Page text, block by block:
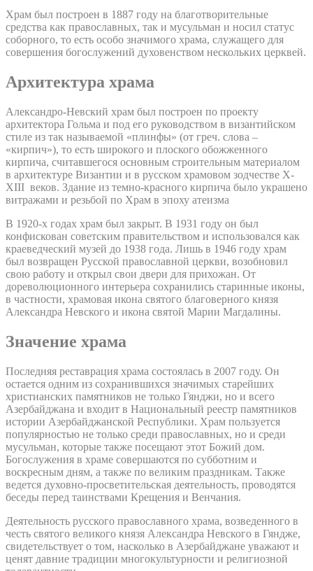
Храм был построен в 1887 году на благотворительные
средства как православных, так и мусульман и носил статус
соборного, то есть особо значимого храма, служащего для
совершения богослужений духовенством нескольких церквей.
Архитектура храма
Александро-Невский храм был построен по проекту
архитектора Гольма и под его руководством в византийском
стиле из так называемой «плинфы» (от греч. слова –
«кирпич»), то есть широкого и плоского обожженного
кирпича, считавшегося основным строительным материалом
в архитектуре Византии и в русском храмовом зодчестве X-
XIII веков. Здание из темно-красного кирпича было украшено
витражами и резьбой по Храм в эпоху атеизма
В 1920-х годах храм был закрыт. В 1931 году он был
конфискован советским правительством и использовался как
краеведческий музей до 1938 года. Лишь в 1946 году храм
был возвращен Русской православной церкви, возобновил
свою работу и открыл свои двери для прихожан. От
дореволюционного интерьера сохранились старинные иконы,
в частности, храмовая икона святого благоверного князя
Александра Невского и икона святой Марии Магдалины.
Значение храма
Последняя реставрация храма состоялась в 2007 году. Он
остается одним из сохранившихся значимых старейших
христианских памятников не только Гянджи, но и всего
Азербайджана и входит в Национальный реестр памятников
истории Азербайджанской Республики. Храм пользуется
популярностью не только среди православных, но и среди
мусульман, которые также посещают этот Божий дом.
Богослужения в храме совершаются по субботним и
воскресным дням, а также по великим праздникам. Также
ведется духовно-просветительская деятельность, проводятся
беседы перед таинствами Крещения и Венчания.
Деятельность русского православного храма, возведенного в
честь святого великого князя Александра Невского в Гяндже,
свидетельствует о том, насколько в Азербайджане уважают и
ценят давние традиции многокультурности и религиозной